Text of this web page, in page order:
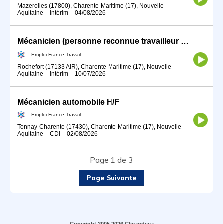
Mazerolles (17800), Charente-Maritime (17), Nouvelle-
Aquitaine - Intérim - 04/08/2026
Mécanicien (personne reconnue travailleur handicapé) (H/F)
Emploi France Travail
Rochefort (17133 AIR), Charente-Maritime (17), Nouvelle-
Aquitaine - Intérim - 10/07/2026
Mécanicien automobile H/F
Emploi France Travail
Tonnay-Charente (17430), Charente-Maritime (17), Nouvelle-
Aquitaine - CDI - 02/08/2026
Page 1 de 3
Page Suivante